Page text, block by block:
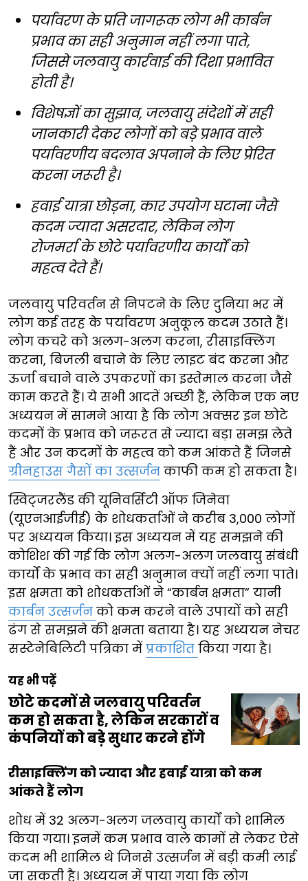
पर्यावरण के प्रति जागरूक लोग भी कार्बन
प्रभाव का सही अनुमान नहीं लगा पाते,
जिससे जलवायु कार्रवाई की दिशा प्रभावित
होती है।
विशेषज्ञों का सुझाव, जलवायु संदेशों में सही
जानकारी देकर लोगों को बड़े प्रभाव वाले
पर्यावरणीय बदलाव अपनाने के लिए प्रेरित
करना जरूरी है।
हवाई यात्रा छोड़ना, कार उपयोग घटाना जैसे
कदम ज्यादा असरदार, लेकिन लोग
रोजमर्रा के छोटे पर्यावरणीय कार्यों को
महत्व देते हैं।
जलवायु परिवर्तन से निपटने के लिए दुनिया भर में
लोग कई तरह के पर्यावरण अनुकूल कदम उठाते हैं।
लोग कचरे को अलग-अलग करना, रीसाइक्लिंग
करना, बिजली बचाने के लिए लाइट बंद करना और
ऊर्जा बचाने वाले उपकरणों का इस्तेमाल करना जैसे
काम करते हैं। ये सभी आदतें अच्छी हैं, लेकिन एक नए
अध्ययन में सामने आया है कि लोग अक्सर इन छोटे
कदमों के प्रभाव को जरूरत से ज्यादा बड़ा समझ लेते
हैं और उन कदमों के महत्व को कम आंकते हैं जिनसे
ग्रीनहाउस गैसों का उत्सर्जन काफी कम हो सकता है।
स्विट्जरलैंड की यूनिवर्सिटी ऑफ जिनेवा
(यूएनआईजीई) के शोधकर्ताओं ने करीब 3,000 लोगों
पर अध्ययन किया। इस अध्ययन में यह समझने की
कोशिश की गई कि लोग अलग-अलग जलवायु संबंधी
कार्यों के प्रभाव का सही अनुमान क्यों नहीं लगा पाते।
इस क्षमता को शोधकर्ताओं ने “कार्बन क्षमता” यानी
कार्बन उत्सर्जन को कम करने वाले उपायों को सही
ढंग से समझने की क्षमता बताया है। यह अध्ययन नेचर
सस्टेनेबिलिटी पत्रिका में प्रकाशित किया गया है।
यह भी पढ़ें
छोटे कदमों से जलवायु परिवर्तन
कम हो सकता है, लेकिन सरकारों व
कंपनियों को बड़े सुधार करने होंगे
रीसाइक्लिंग को ज्यादा और हवाई यात्रा को कम
आंकते हैं लोग
शोध में 32 अलग-अलग जलवायु कार्यों को शामिल
किया गया। इनमें कम प्रभाव वाले कामों से लेकर ऐसे
कदम भी शामिल थे जिनसे उत्सर्जन में बड़ी कमी लाई
जा सकती है। अध्ययन में पाया गया कि लोग